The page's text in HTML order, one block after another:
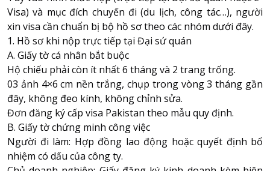
Visa) và mục đích chuyến đi (du lịch, công tác…), người
xin visa cần chuẩn bị bộ hồ sơ theo các nhóm dưới đây.
1. Hồ sơ khi nộp trực tiếp tại Đại sứ quán
A. Giấy tờ cá nhân bắt buộc
Hộ chiếu phải còn ít nhất 6 tháng và 2 trang trống.
03 ảnh 4×6 cm nền trắng, chụp trong vòng 3 tháng gần
đây, không đeo kính, không chỉnh sửa.
Đơn đăng ký cấp visa Pakistan theo mẫu quy định.
B. Giấy tờ chứng minh công việc
Người đi làm: Hợp đồng lao động hoặc quyết định bổ
nhiệm có dấu của công ty.